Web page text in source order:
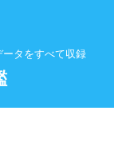
タをすべて収録